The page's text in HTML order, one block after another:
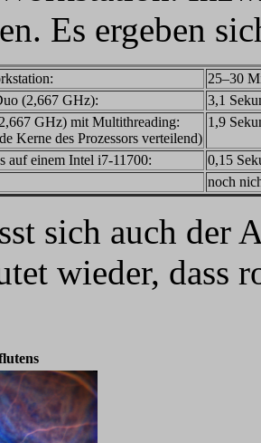
Es ergeben
25–30
(2,667 GHz):
3,1
GHz) mit Multithreading:
Kerne des Prozessors verteilend)
1,9
auf einem Intel i7-11700:
0,15
noch
sich auch der
wieder, dass